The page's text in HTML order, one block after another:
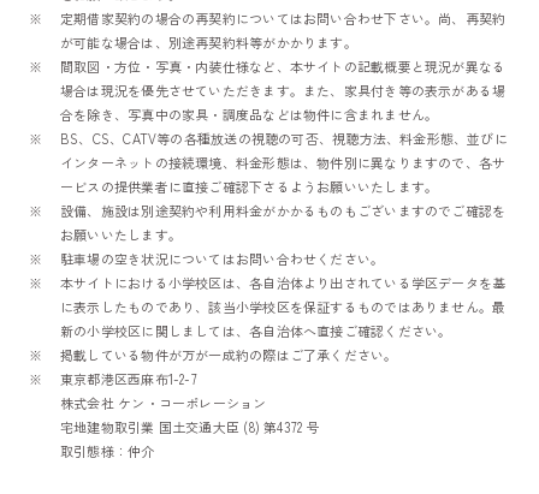
定期借家契約の場合の再契約についてはお問い合わせ下さい。尚、再契約
が可能な場合は、別途再契約料等がかかります。
間取図・方位・写真・内装仕様など、本サイトの記載概要と現況が異なる
場合は現況を優先させていただきます。また、家具付き等の表示がある場
合を除き、写真中の家具・調度品などは物件に含まれません。
BS、CS、CATV等の各種放送の視聴の可否、視聴方法、料金形態、並びに
インターネットの接続環境、料金形態は、物件別に異なりますので、各サ
ービスの提供業者に直接ご確認下さるようお願いいたします。
設備、施設は別途契約や利用料金がかかるものもございますのでご確認を
お願いいたします。
駐車場の空き状況についてはお問い合わせください。
本サイトにおける小学校区は、各自治体より出されている学区データを基
に表示したものであり、該当小学校区を保証するものではありません。最
新の小学校区に関しましては、各自治体へ直接ご確認ください。
掲載している物件が万が一成約の際はご了承ください。
東京都港区西麻布1-2-7
株式会社 ケン・コーポレーション
宅地建物取引業 国土交通大臣 (8) 第4372 号
取引態様：仲介